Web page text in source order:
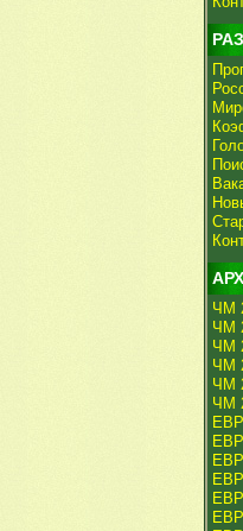
ЧМ
ЧМ
ЧМ
ЧМ
ЧМ
ЧМ